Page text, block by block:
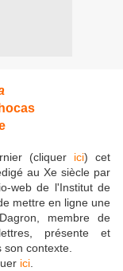
(cliquer ici) cet
au Xe siècle par
web de l'Institut de
mettre en ligne une
membre de
présente et
contexte.
ici